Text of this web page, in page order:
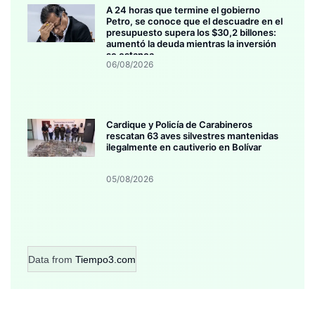
A 24 horas que termine el gobierno
Petro, se conoce que el descuadre en el
presupuesto supera los $30,2 billones:
aumentó la deuda mientras la inversión
se estanca
06/08/2026
Cardique y Policía de Carabineros
rescatan 63 aves silvestres mantenidas
ilegalmente en cautiverio en Bolívar
05/08/2026
Data from Tiempo3.com